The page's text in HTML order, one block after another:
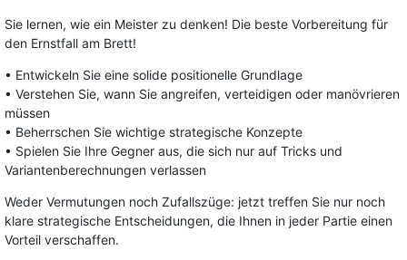
Sie lernen, wie ein Meister zu denken! Die beste Vorbereitung für
den Ernstfall am Brett!
• Entwickeln Sie eine solide positionelle Grundlage
• Verstehen Sie, wann Sie angreifen, verteidigen oder manövrieren
müssen
• Beherrschen Sie wichtige strategische Konzepte
• Spielen Sie Ihre Gegner aus, die sich nur auf Tricks und
Variantenberechnungen verlassen
Weder Vermutungen noch Zufallszüge: jetzt treffen Sie nur noch
klare strategische Entscheidungen, die Ihnen in jeder Partie einen
Vorteil verschaffen.